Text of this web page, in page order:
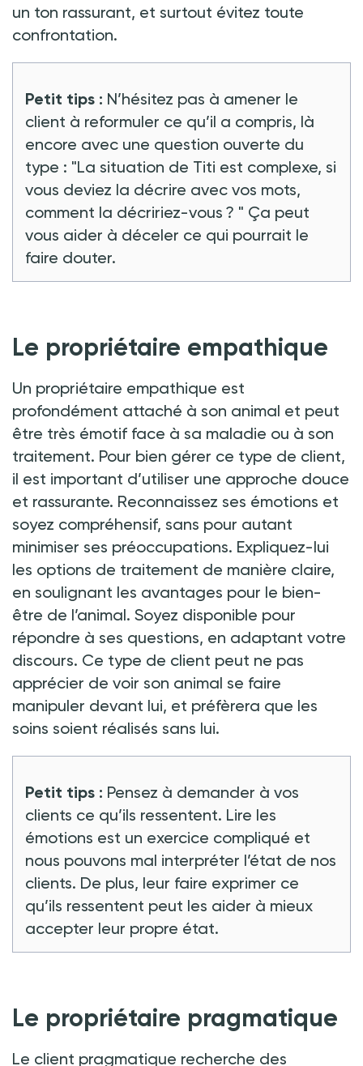
un ton rassurant, et surtout évitez toute
confrontation.
Petit tips : N’hésitez pas à amener le
client à reformuler ce qu’il a compris, là
encore avec une question ouverte du
type : "La situation de Titi est complexe, si
vous deviez la décrire avec vos mots,
comment la décririez-vous ? " Ça peut
vous aider à déceler ce qui pourrait le
faire douter.
Le propriétaire empathique
Un propriétaire empathique est
profondément attaché à son animal et peut
être très émotif face à sa maladie ou à son
traitement. Pour bien gérer ce type de client,
il est important d’utiliser une approche douce
et rassurante. Reconnaissez ses émotions et
soyez compréhensif, sans pour autant
minimiser ses préoccupations. Expliquez-lui
les options de traitement de manière claire,
en soulignant les avantages pour le bien-
être de l’animal. Soyez disponible pour
répondre à ses questions, en adaptant votre
discours. Ce type de client peut ne pas
apprécier de voir son animal se faire
manipuler devant lui, et préfèrera que les
soins soient réalisés sans lui.
Petit tips : Pensez à demander à vos
clients ce qu’ils ressentent. Lire les
émotions est un exercice compliqué et
nous pouvons mal interpréter l’état de nos
clients. De plus, leur faire exprimer ce
qu’ils ressentent peut les aider à mieux
accepter leur propre état.
Le propriétaire pragmatique
Le client pragmatique recherche des